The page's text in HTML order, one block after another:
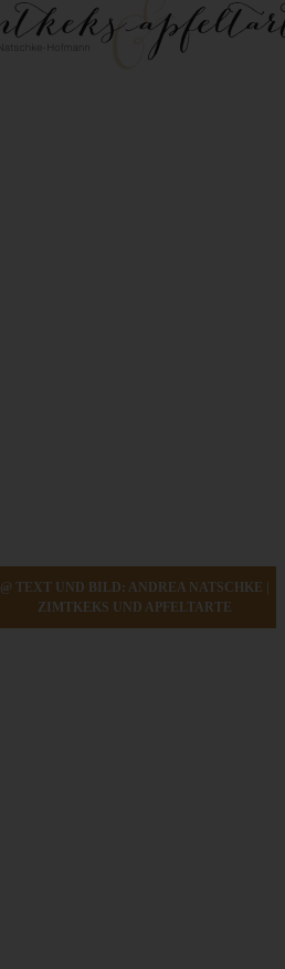
@ TEXT UND BILD: ANDREA NATSCHKE |
ZIMTKEKS UND APFELTARTE